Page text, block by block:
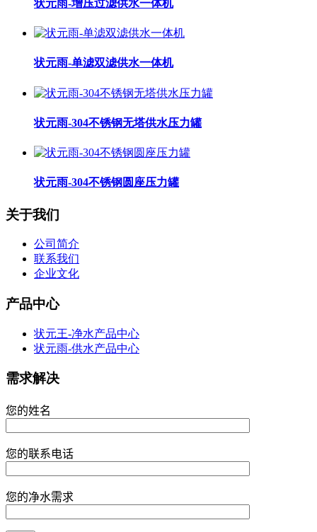
状元雨-增压过滤供水一体机
状元雨-单滤双滤供水一体机
状元雨-304不锈钢无塔供水压力罐
状元雨-304不锈钢圆座压力罐
关于我们
公司简介
联系我们
企业文化
产品中心
状元王-净水产品中心
状元雨-供水产品中心
需求解决
您的姓名
您的联系电话
您的净水需求